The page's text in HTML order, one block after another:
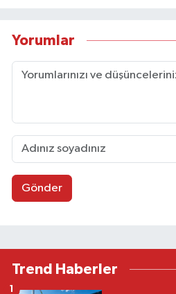
Yorumlar
Gönder
Trend Haberler